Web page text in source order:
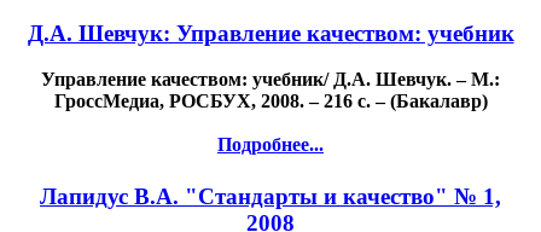
Д.А. Шевчук: Управление качеством: учебник
Управление качеством: учебник/ Д.А. Шевчук. – М.:
ГроссМедиа, РОСБУХ, 2008. – 216 с. – (Бакалавр)
Подробнее...
Лапидус В.А. "Стандарты и качество" № 1,
2008